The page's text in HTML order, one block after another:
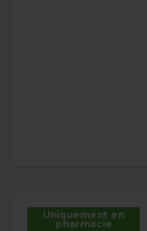
Uniquement en
pharmacie